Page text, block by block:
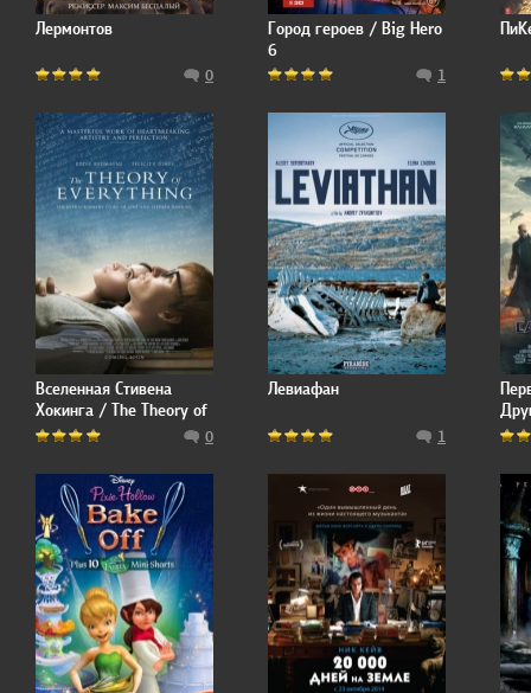
Лермонтов
0
Город героев / Big Hero
6
1
Вселенная Стивена
Хокинга / The Theory of
Everything
0
Левиафан
1